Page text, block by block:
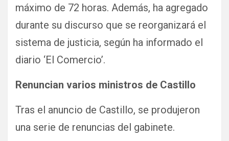
máximo de 72 horas. Además, ha agregado
durante su discurso que se reorganizará el
sistema de justicia, según ha informado el
diario ‘El Comercio’.
Renuncian varios ministros de Castillo
Tras el anuncio de Castillo, se produjeron
una serie de renuncias del gabinete.